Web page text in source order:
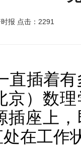
报 点击：2291
直插着
京）数
插座上
在工作